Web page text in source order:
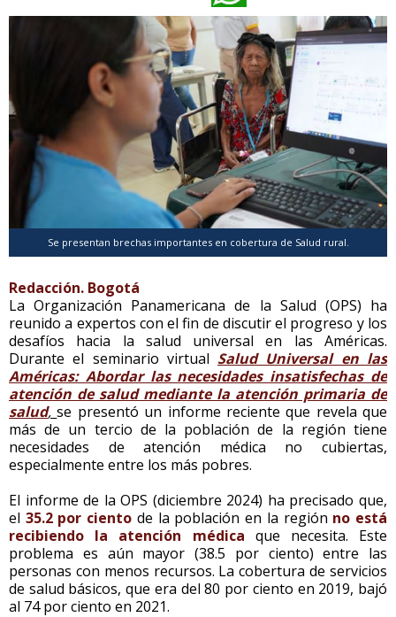
Se presentan brechas importantes en cobertura de Salud rural.
Redacción. Bogotá
La Organización Panamericana de la Salud (OPS) ha
reunido a expertos con el fin de discutir el progreso y los
desafíos hacia la salud universal en las Américas.
Durante el seminario virtual Salud Universal en las
Américas: Abordar las necesidades insatisfechas de
atención de salud mediante la atención primaria de
salud,se presentó un informe reciente que revela que
más de un tercio de la población de la región tiene
necesidades de atención médica no cubiertas,
especialmente entre los más pobres.
El informe de la OPS (diciembre 2024) ha precisado que,
el 35.2 por ciento de la población en la región no está
recibiendo la atención médica que necesita. Este
problema es aún mayor (38.5 por ciento) entre las
personas con menos recursos. La cobertura de servicios
de salud básicos, que era del 80 por ciento en 2019, bajó
al 74 por ciento en 2021.